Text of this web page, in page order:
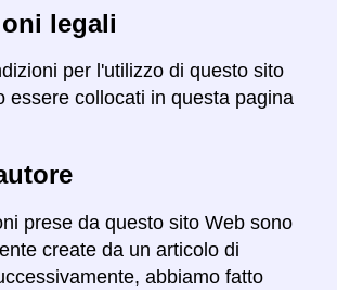
legali
per l'utilizzo di questo sito
essere collocati in questa pagina
prese da questo sito Web sono
create da un articolo di
abbiamo fatto